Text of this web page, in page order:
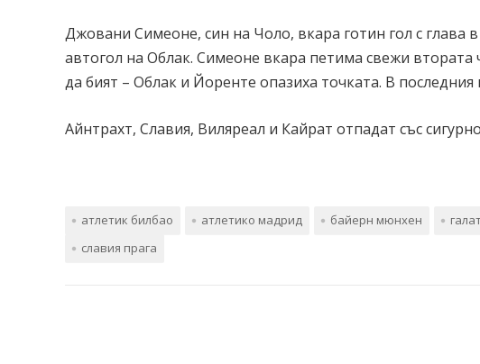
Джовани Симеоне, син на Чоло, вкара готин гол с глава
автогол на Облак. Симеоне вкара петима свежи
да бият – Облак и Йоренте опазиха точката. В
Айнтрахт, Славия, Виляреал и Кайрат отпадат със
атлетик билбао атлетико мадрид байерн мюнхен
славия прага